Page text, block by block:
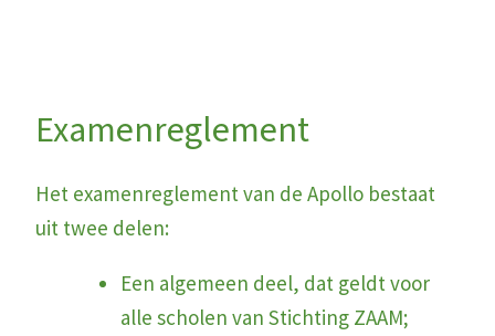
Examenreglement
Het examenreglement van de Apollo bestaat
uit twee delen:
Een algemeen deel, dat geldt voor
alle scholen van Stichting ZAAM;